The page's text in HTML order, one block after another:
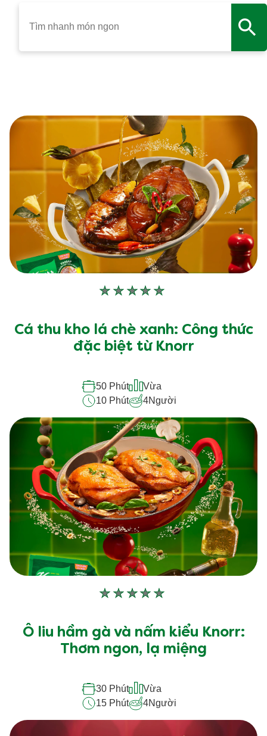
Không
xếp
hạng
gửi
cho
recipe
này
Cá thu kho lá chè xanh: Công thức
đặc biệt từ Knorr
50 Phút
Vừa
10 Phút
4Người
Không
xếp
hạng
gửi
cho
recipe
Ô liu hầm gà và nấm kiểu Knorr:
Thơm ngon, lạ miệng
30 Phút
Vừa
15 Phút
4Người